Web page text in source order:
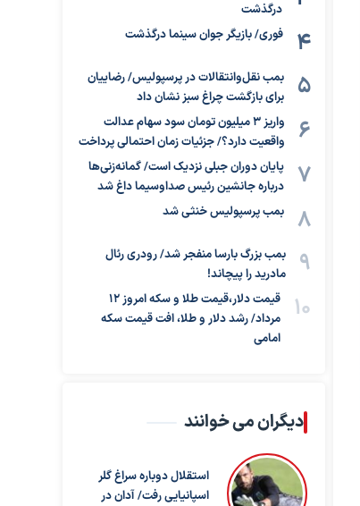
درگذشت
فوری/ بازیگر جوان سینما درگذشت
بمب نقل‌وانتقالات در پرسپولیس/ رضاییان
برای بازگشت چراغ سبز نشان داد
واریز ۳ میلیون تومان سود سهام عدالت
واقعیت دارد؟/ جزئیات زمان احتمالی پرداخت
پایان دوران جبلی نزدیک است/ گمانه‌زنی‌ها
درباره جانشین رئیس صداوسیما داغ شد
بمب پرسپولیس خنثی شد
بمب بزرگ بارسا منفجر شد/ رودری رئال
مادرید را پیچاند!
قیمت دلار،قیمت طلا و سکه امروز ۱۲
مرداد/ رشد دلار و طلا، افت قیمت سکه
امامی
دیگران می خوانند
استقلال دوباره سراغ گلر
اسپانیایی رفت/ آدان در